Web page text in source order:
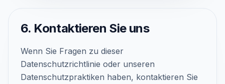
6. Kontaktieren Sie uns
Wenn Sie Fragen zu dieser
Datenschutzrichtlinie oder unseren
Datenschutzpraktiken haben, kontaktieren Sie